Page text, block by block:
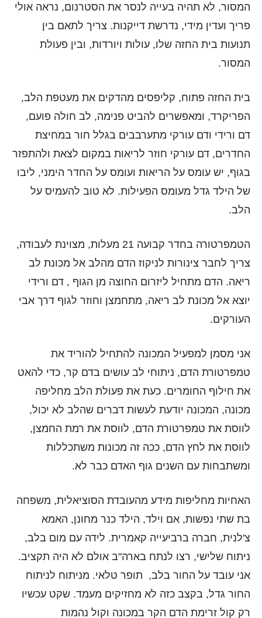
המסור, לא תהיה בעייה לנסר את הסטרנום, נראה אולי
פריך ועדין מידי, נדרשת דייקנות. צריך לתאם בין
תנועות בית החזה שלו, עולות ויורדות, ובין פעולת
המסור.
בית החזה פתוח, קליפסים מהדקים את מעטפת הלב,
הפריקרד, ומאפשרים להביט פנימה, לב חולה פועם,
דם ורידי ודם עורקי מתערבבים בגלל חור במחיצת
החדרים, דם עורקי חוזר לריאות במקום לצאת ולהתפזר
בגוף, יש עומס על הריאות ועומס על החדר הימני, ליבו
של הילד גדל מעומס הפעילות. לא טוב להעמיס על
הלב.
הטמפרטורה בחדר קבועה 21 מעלות, מצוינת לעבודה,
צריך לחבר צינורות לניקוז הדם מהלב אל מכונת לב
ריאה. הדם מתחיל ליזרום החוצה מן הגוף , דם ורידי
יוצא אל מכונת לב ריאה, מתחמצן וחוזר לגוף דרך אבי
העורקים.
אני מסמן למפעיל המכונה להתחיל להוריד את
טמפרטורת הדם, ניתוחי לב עושים בדם קר, כדי להאט
את חילוף החומרים. כעת את פעולת הלב מחליפה
מכונה, המכונה יודעת לעשות דברים שהלב לא יכול,
לווסת את טמפרטורת הדם, לווסת את רמת החמצן,
לווסת את לחץ הדם, ככה זה מכונות משתכללות
ומשתבחות עם השנים גוף האדם כבר לא.
האחיות מחליפות מידע מהעובדת הסוציאלית, משפחה
בת שתי נפשות, אם וילד, הילד כנר מחונן, האמא
צ'לנית, חברה ברביעייה קאמרית. לידה עם מום בלב,
ניתוח שלישי, רצו לנתח בארה"ב אולם לא היה תקציב.
אני עובד על החור בלב, תופר טלאי. מניתוח לניתוח
החור גדל, בקצב כזה לא מחזיקים מעמד. שקט עכשיו
רק קול זרימת הדם הקר במכונה וקול נהמות